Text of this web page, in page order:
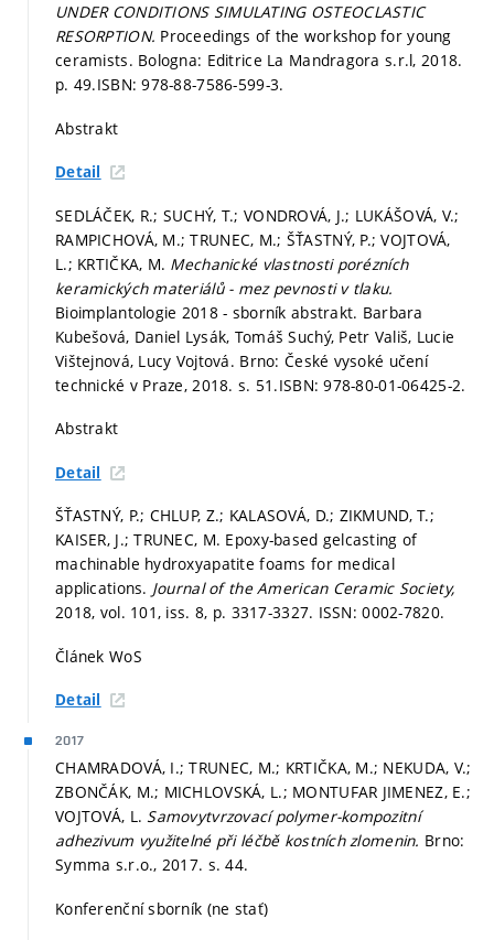
UNDER CONDITIONS SIMULATING OSTEOCLASTIC
RESORPTION. Proceedings of the workshop for young
ceramists. Bologna: Editrice La Mandragora s.r.l, 2018.
p. 49.ISBN: 978-88-7586-599-3.
Abstrakt
Detail
SEDLÁČEK, R.; SUCHÝ, T.; VONDROVÁ, J.; LUKÁŠOVÁ, V.;
RAMPICHOVÁ, M.; TRUNEC, M.; ŠŤASTNÝ, P.; VOJTOVÁ,
L.; KRTIČKA, M. Mechanické vlastnosti porézních
keramických materiálů - mez pevnosti v tlaku.
Bioimplantologie 2018 - sborník abstrakt. Barbara
Kubešová, Daniel Lysák, Tomáš Suchý, Petr Vališ, Lucie
Vištejnová, Lucy Vojtová. Brno: České vysoké učení
technické v Praze, 2018. s. 51.ISBN: 978-80-01-06425-2.
Abstrakt
Detail
ŠŤASTNÝ, P.; CHLUP, Z.; KALASOVÁ, D.; ZIKMUND, T.;
KAISER, J.; TRUNEC, M. Epoxy-based gelcasting of
machinable hydroxyapatite foams for medical
applications. Journal of the American Ceramic Society,
2018, vol. 101, iss. 8, p. 3317-3327. ISSN: 0002-7820.
Článek WoS
Detail
2017
CHAMRADOVÁ, I.; TRUNEC, M.; KRTIČKA, M.; NEKUDA, V.;
ZBONČÁK, M.; MICHLOVSKÁ, L.; MONTUFAR JIMENEZ, E.;
VOJTOVÁ, L. Samovytvrzovací polymer-kompozitní
adhezivum využitelné při léčbě kostních zlomenin. Brno:
Symma s.r.o., 2017. s. 44.
Konferenční sborník (ne stať)